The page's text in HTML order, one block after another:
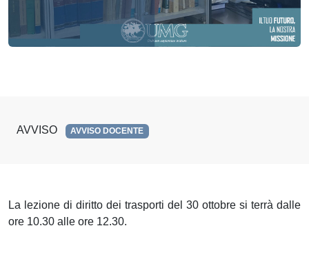
AVVISO AVVISO DOCENTE
La lezione di diritto dei trasporti del 30 ottobre si terrà dalle
ore 10.30 alle ore 12.30.